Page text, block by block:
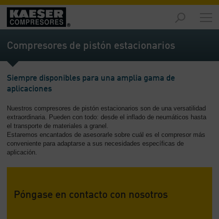
Productos
y
soluciones
-
Servicios
Contenido
Recursos
de
aire
Compresores de pistón estacionarios
Siempre disponibles para una amplia gama de
aplicaciones
Nuestros compresores de pistón estacionarios son de una versatilidad
extraordinaria. Pueden con todo: desde el inflado de neumáticos hasta
el transporte de materiales a granel.
Estaremos encantados de asesorarle sobre cuál es el compresor más
conveniente para adaptarse a sus necesidades específicas de
aplicación.
Póngase en contacto con nosotros